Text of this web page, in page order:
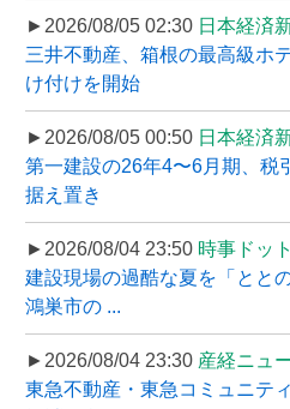
►2026/08/05 02:30 日本経済
三井不動産、箱根の最高級ホ
け付けを開始
►2026/08/05 00:50 日本経済
第一建設の26年4〜6月期、税
据え置き
►2026/08/04 23:50 時事ドッ
建設現場の過酷な夏を「とと
鴻巣市の ...
►2026/08/04 23:30 産経ニュ
東急不動産・東急コミュニテ